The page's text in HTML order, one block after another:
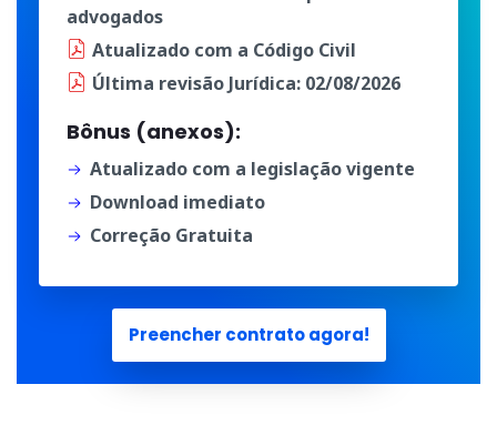
advogados
Atualizado com a Código Civil
Última revisão Jurídica: 02/08/2026
Bônus (anexos):
Atualizado com a legislação vigente
Download imediato
Correção Gratuita
Preencher contrato agora!